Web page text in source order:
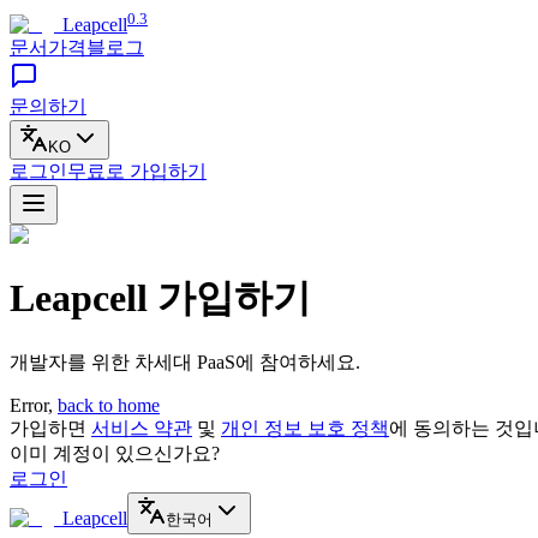
Leapcell0.3
문서 가격블로그
문의하기
KO
로그인무료로 가입하기
Leapcell 가입하기
개발자를 위한 차세대 PaaS에 참여하세요.
Error, back to home
가입하면 서비스 약관 및 개인 정보 보호 정책에 동의하는 것입
이미 계정이 있으신가요?
로그인
Leapcell
한국어